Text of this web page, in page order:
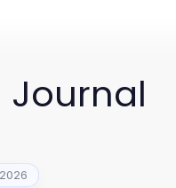
Journal